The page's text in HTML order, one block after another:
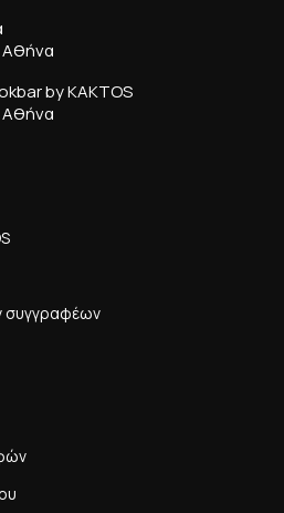
Αθήνα
by KAKTOS
Αθήνα
συγγραφέων